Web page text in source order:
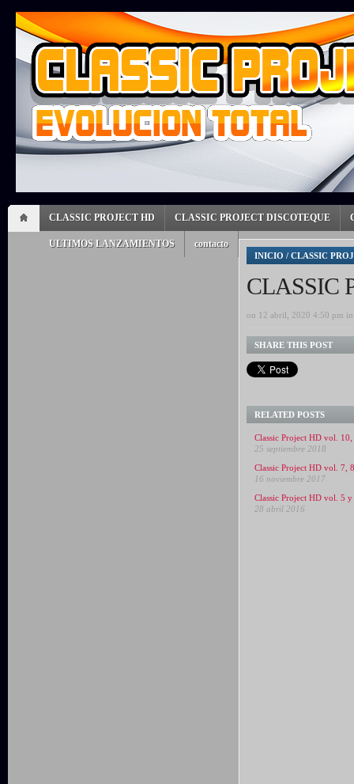
CLASSIC PROJECT HD CLASSIC PROJECT DISCOTEQUE
ULTIMOS LANZAMIENTOS contacto
INICIO / CLASSIC
CLASSIC
on 12 abril, 2020 4:50 pm
SHARE THIS POST
RELATED POSTS
Classic Project HD vol.
25 septiembre 2018
Classic Project HD vol. 7,
16 noviembre 2017
Classic Project HD vol. 5 y
28 abril 2016